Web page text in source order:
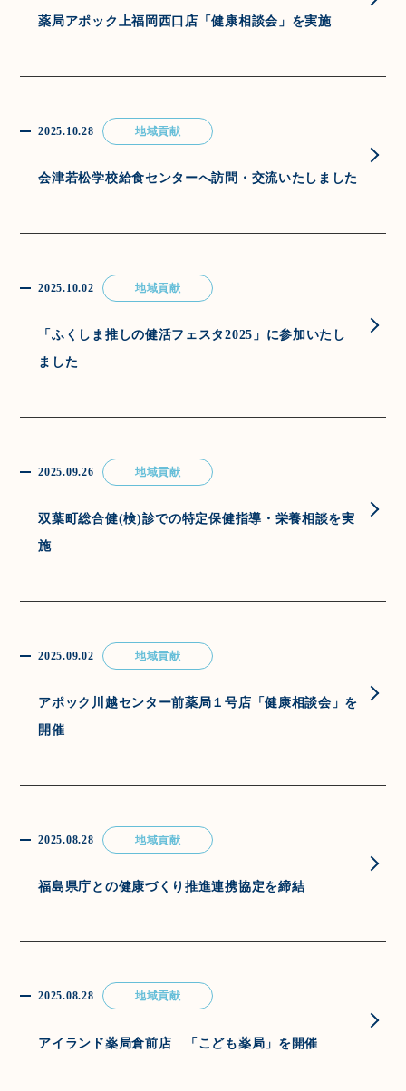
薬局アポック上福岡西口店「健康相談会」を実施
2025.10.28 地域貢献
会津若松学校給食センターへ訪問・交流いたしました
2025.10.02 地域貢献
「ふくしま推しの健活フェスタ2025」に参加いたし
ました
2025.09.26 地域貢献
双葉町総合健(検)診での特定保健指導・栄養相談を実
施
2025.09.02 地域貢献
アポック川越センター前薬局１号店「健康相談会」を
開催
2025.08.28 地域貢献
福島県庁との健康づくり推進連携協定を締結
2025.08.28 地域貢献
アイランド薬局倉前店 「こども薬局」を開催